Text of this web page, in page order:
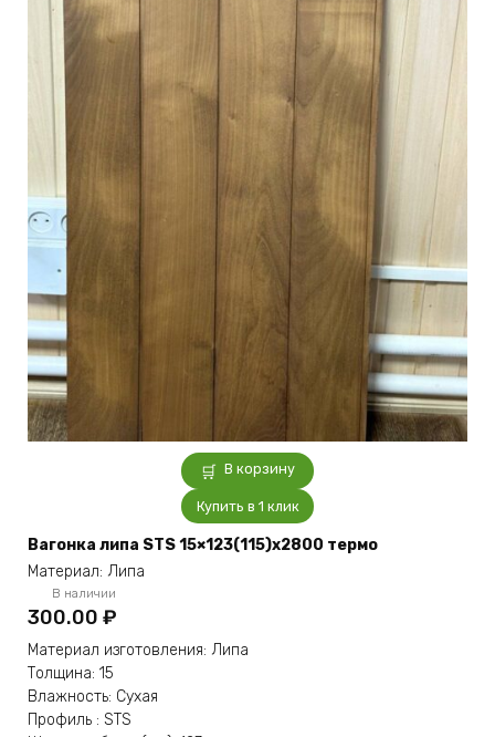
В корзину
Купить в 1 клик
Вагонка липа STS 15×123(115)x2800 термо
Материал: Липа
В наличии
300.00 ₽
Материал изготовления: Липа
Толщина: 15
Влажность: Сухая
Профиль : STS